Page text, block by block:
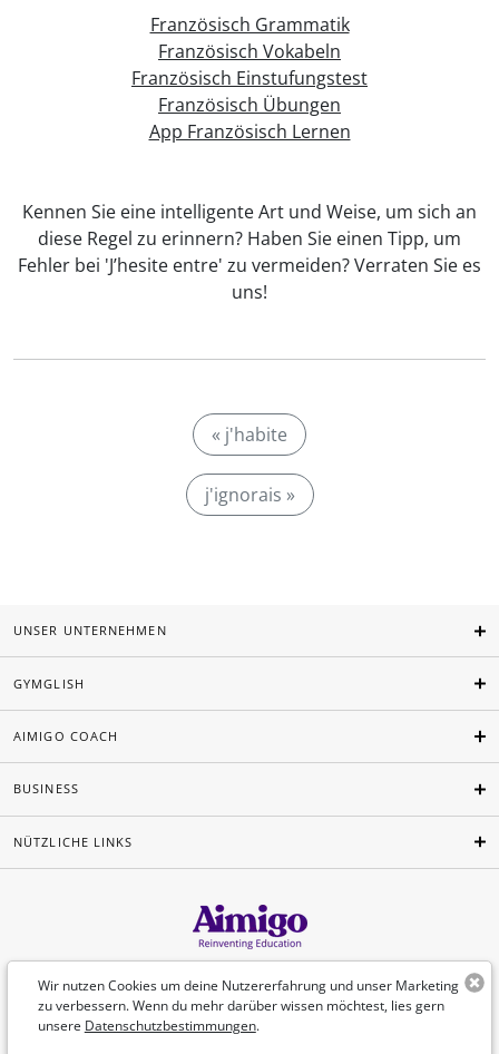
Französisch Grammatik
Französisch Vokabeln
Französisch Einstufungstest
Französisch Übungen
App Französisch Lernen
Kennen Sie eine intelligente Art und Weise, um sich an
diese Regel zu erinnern? Haben Sie einen Tipp, um
Fehler bei 'J’hesite entre' zu vermeiden? Verraten Sie es
uns!
« j'habite
j'ignorais »
Wir nutzen Cookies um deine Nutzererfahrung und unser Marketing
zu verbessern. Wenn du mehr darüber wissen möchtest, lies gern
unsere Datenschutzbestimmungen.
UNSER UNTERNEHMEN
GYMGLISH
AIMIGO COACH
BUSINESS
NÜTZLICHE LINKS
Deutsch
©Aimigo 2026